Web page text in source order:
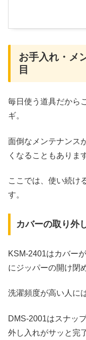
お手入れ・メ
目
毎日使う道具だから
ギ。
面倒なメンテナンス
くなることもありま
ここでは、使い続け
す。
カバーの取り外
KSM‑2401はカバー
にジッパーの開け閉
洗濯頻度が高い人に
DMS‑2001はスナッ
外し入れがサッと完